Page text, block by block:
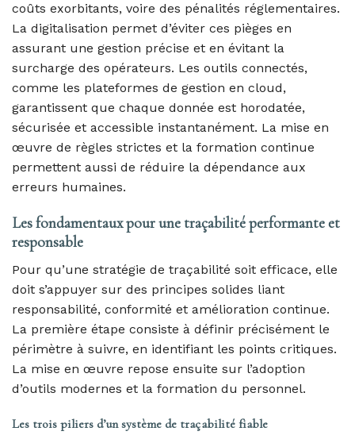
coûts exorbitants, voire des pénalités réglementaires.
La digitalisation permet d’éviter ces pièges en
assurant une gestion précise et en évitant la
surcharge des opérateurs. Les outils connectés,
comme les plateformes de gestion en cloud,
garantissent que chaque donnée est horodatée,
sécurisée et accessible instantanément. La mise en
œuvre de règles strictes et la formation continue
permettent aussi de réduire la dépendance aux
erreurs humaines.
Les fondamentaux pour une traçabilité performante et
responsable
Pour qu’une stratégie de traçabilité soit efficace, elle
doit s’appuyer sur des principes solides liant
responsabilité, conformité et amélioration continue.
La première étape consiste à définir précisément le
périmètre à suivre, en identifiant les points critiques.
La mise en œuvre repose ensuite sur l’adoption
d’outils modernes et la formation du personnel.
Les trois piliers d’un système de traçabilité fiable